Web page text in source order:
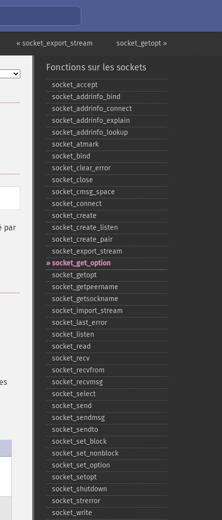
socket_getopt »
« socket_export_stream
par
Fonctions sur les sockets
socket_​accept
socket_​addrinfo_​bind
socket_​addrinfo_​connect
socket_​addrinfo_​explain
socket_​addrinfo_​lookup
socket_​atmark
socket_​bind
socket_​clear_​error
socket_​close
socket_​cmsg_​space
socket_​connect
socket_​create
socket_​create_​listen
socket_​create_​pair
socket_​export_​stream
socket_​get_​option
socket_​getopt
socket_​getpeername
socket_​getsockname
socket_​import_​stream
socket_​last_​error
socket_​listen
socket_​read
socket_​recv
socket_​recvfrom
socket_​recvmsg
socket_​select
socket_​send
socket_​sendmsg
socket_​sendto
socket_​set_​block
socket_​set_​nonblock
socket_​set_​option
socket_​setopt
socket_​shutdown
socket_​strerror
socket_​write